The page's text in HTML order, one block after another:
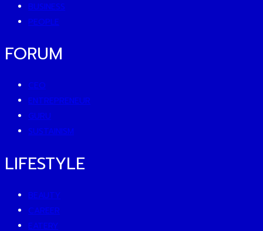
BUSINESS
PEOPLE
FORUM
CEO
ENTREPRENEUR
GURU
SUSTAINISM
LIFESTYLE
BEAUTY
CAREER
EATERY